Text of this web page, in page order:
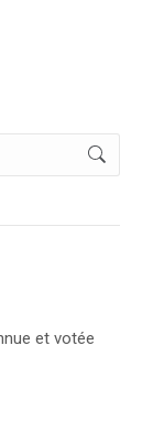
et votée